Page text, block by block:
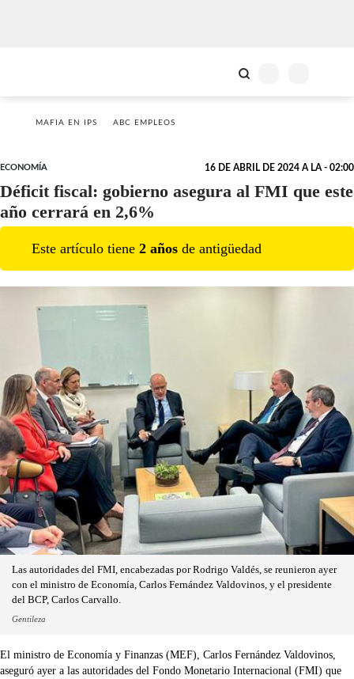
MAFIA EN IPS ABC EMPLEOS
ECONOMÍA 16 DE ABRIL DE 2024 A LA - 02:00
Déficit fiscal: gobierno asegura al FMI que este
año cerrará en 2,6%
Este artículo tiene 2 años de antigüedad
Las autoridades del FMI, encabezadas por Rodrigo Valdés, se reunieron ayer
con el ministro de Economía, Carlos Fernández Valdovinos, y el presidente
del BCP, Carlos Carvallo.
Gentileza
El ministro de Economía y Finanzas (MEF), Carlos Fernández Valdovinos,
aseguró ayer a las autoridades del Fondo Monetario Internacional (FMI) que